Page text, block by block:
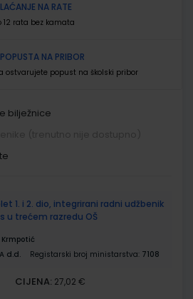
NA RATE
12 rata bez kamata
NA PRIBOR
ostvarujete popust na školski pribor
bilježnice
1. i 2. dio, integrirani radni udžbenik
u trećem razredu OŠ
d.d. Registarski broj ministarstva: 7108
CIJENA: 27,02 €